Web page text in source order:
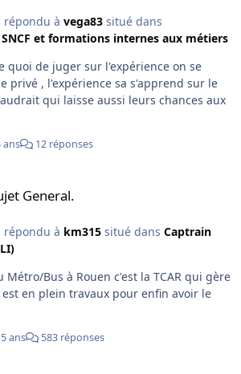
fonction de ton métier et pour les
le meilleur comédien qui aura la place
privée .
à vega83situé dans
et formations internes aux métiers
quoi de juger sur l'expérience on se
privé , l'expérience sa s'apprend sur le
qui laisse aussi leurs chances aux
ans 12 réponses
General.
à km315situé dans Captrain
Métro/Bus à Rouen c'est la TCAR qui gère
est en plein travaux pour enfin avoir le
ans 583 réponses